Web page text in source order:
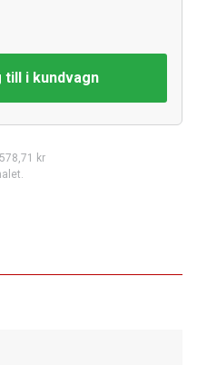
till i kundvagn
578,71 kr